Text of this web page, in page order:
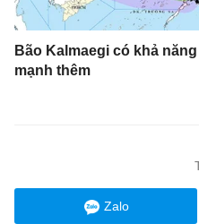
Bão Kalmaegi có khả năng
mạnh thêm
Zalo